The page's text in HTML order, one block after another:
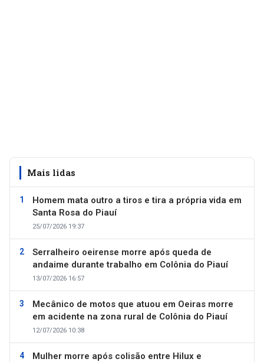
Mais lidas
Homem mata outro a tiros e tira a própria vida em
Santa Rosa do Piauí
25/07/2026 19:37
Serralheiro oeirense morre após queda de
andaime durante trabalho em Colônia do Piauí
13/07/2026 16:57
Mecânico de motos que atuou em Oeiras morre
em acidente na zona rural de Colônia do Piauí
12/07/2026 10:38
Mulher morre após colisão entre Hilux e